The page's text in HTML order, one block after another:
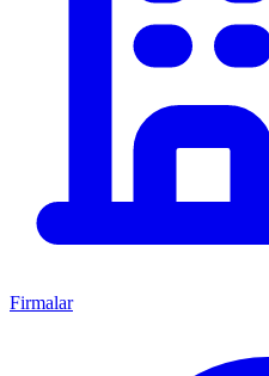
Firmalar